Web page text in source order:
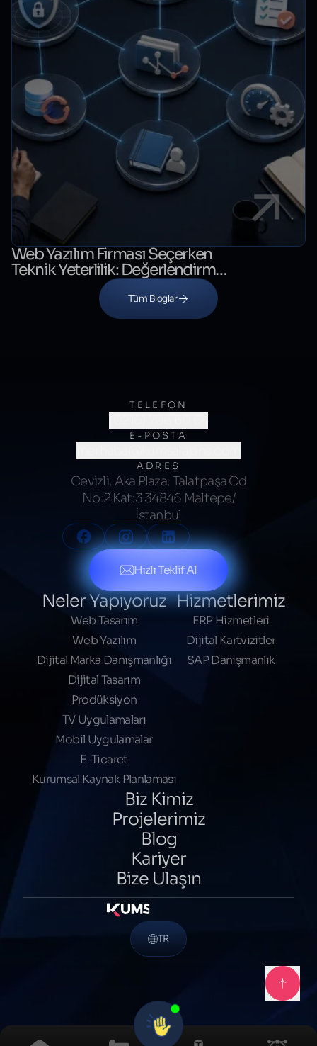
Web Yazılım Firması Seçerken
Teknik Yeterlilik: Değerlendirme
Kontrol Listesi
Tüm Bloglar
TELEFON
(0216) 706 60 64
E-POSTA
ADRES
Cevizli, Aka Plaza, Talatpaşa Cd
No:2 Kat:3 34846 Maltepe/
İstanbul
Hızlı Teklif Al
Neler Yapıyoruz
Web Tasarım
Web Yazılım
Dijital Marka Danışmanlığı
Dijital Tasarım
Prodüksiyon
TV Uygulamaları
Mobil Uygulamalar
E-Ticaret
Kurumsal Kaynak Planlaması
Hizmetlerimiz
ERP Hizmetleri
Dijital Kartvizitler
SAP Danışmanlık
Biz Kimiz
Projelerimiz
Blog
Kariyer
Bize Ulaşın
TR